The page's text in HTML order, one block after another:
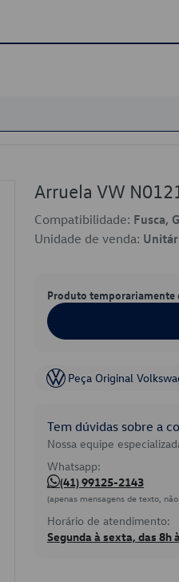
Arruela VW
Compatibilidade: Fusca,
Unidade de venda:
Produto temporariamente
Peça Original
Tem dúvidas sobre a
Nossa equipe
Whatsapp:
(41) 99125-2143
(apenas mensagens de texto,
Horário de atendimento:
Segunda à sexta, das 8h